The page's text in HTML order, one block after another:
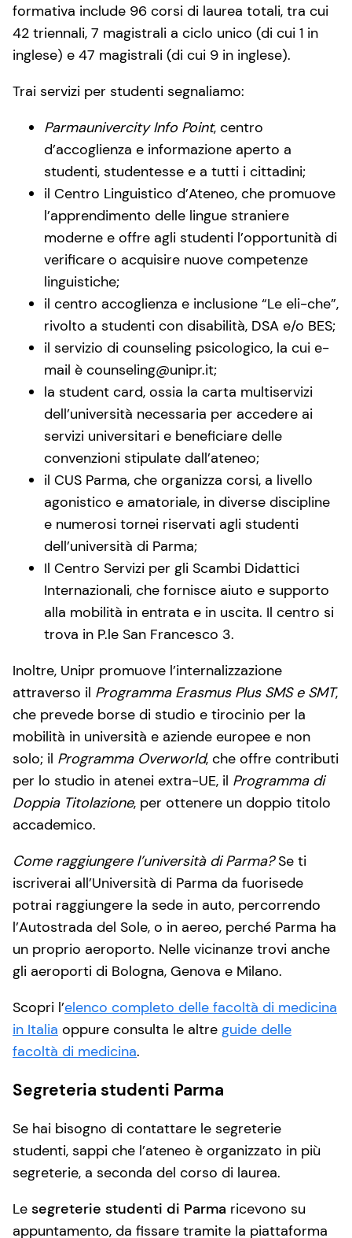
formativa include 96 corsi di laurea totali, tra cui
42 triennali, 7 magistrali a ciclo unico (di cui 1 in
inglese) e 47 magistrali (di cui 9 in inglese).
Trai servizi per studenti segnaliamo:
Parmaunivercity Info Point, centro
d’accoglienza e informazione aperto a
studenti, studentesse e a tutti i cittadini;
il Centro Linguistico d’Ateneo, che promuove
l’apprendimento delle lingue straniere
moderne e offre agli studenti l’opportunità di
verificare o acquisire nuove competenze
linguistiche;
il centro accoglienza e inclusione “Le eli-che”,
rivolto a studenti con disabilità, DSA e/o BES;
il servizio di counseling psicologico, la cui e-
mail è counseling@unipr.it;
la student card, ossia la carta multiservizi
dell’università necessaria per accedere ai
servizi universitari e beneficiare delle
convenzioni stipulate dall’ateneo;
il CUS Parma, che organizza corsi, a livello
agonistico e amatoriale, in diverse discipline
e numerosi tornei riservati agli studenti
dell’università di Parma;
Il Centro Servizi per gli Scambi Didattici
Internazionali, che fornisce aiuto e supporto
alla mobilità in entrata e in uscita. Il centro si
trova in P.le San Francesco 3.
Inoltre, Unipr promuove l’internalizzazione
attraverso il Programma Erasmus Plus SMS e SMT,
che prevede borse di studio e tirocinio per la
mobilità in università e aziende europee e non
solo; il Programma Overworld, che offre contributi
per lo studio in atenei extra-UE, il Programma di
Doppia Titolazione, per ottenere un doppio titolo
accademico.
Come raggiungere l’università di Parma?Se ti
iscriverai all’Università di Parma da fuorisede
potrai raggiungere la sede in auto, percorrendo
l’Autostrada del Sole, o in aereo, perché Parma ha
un proprio aeroporto. Nelle vicinanze trovi anche
gli aeroporti di Bologna, Genova e Milano.
Scopri l’elenco completo delle facoltà di medicina
in Italia oppure consulta le altre guide delle
facoltà di medicina.
Segreteria studenti Parma
Se hai bisogno di contattare le segreterie
studenti, sappi che l’ateneo è organizzato in più
segreterie, a seconda del corso di laurea.
Le segreterie studenti di Parma ricevono su
appuntamento, da fissare tramite la piattaforma